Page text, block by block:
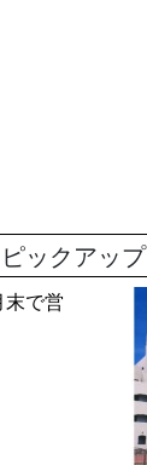
ピックアップ
で営